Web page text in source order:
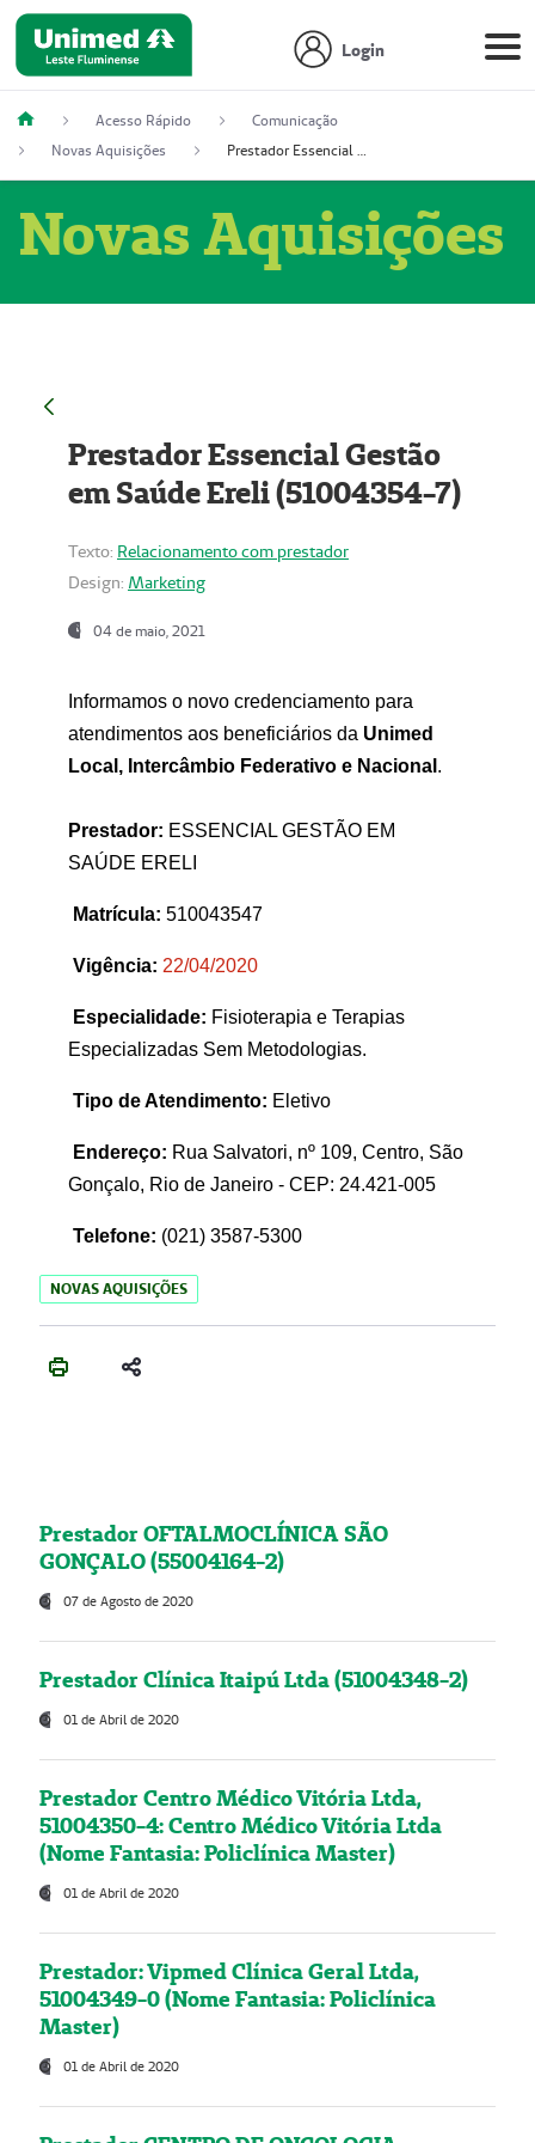
Login
Acesso Rápido
Comunicação
Novas Aquisições
Prestador Essencial Gestão em Saúde Ereli (51004354-7)
Novas Aquisições
Prestador Essencial Gestão
em Saúde Ereli (51004354-7)
Texto: Relacionamento com prestador
Design: Marketing
04 de maio, 2021
Informamos o novo credenciamento para
atendimentos aos beneficiários da Unimed
Local, Intercâmbio Federativo e Nacional .
Prestador: ESSENCIAL GESTÃO EM
SAÚDE ERELI
Matrícula: 510043547
Vigência: 22/04/2020
Especialidade: Fisioterapia e Terapias
Especializadas Sem Metodologias.
Tipo de Atendimento: Eletivo
Endereço: Rua Salvatori, nº 109, Centro, São
Gonçalo, Rio de Janeiro - CEP: 24.421-005
Telefone: (021) 3587-5300
NOVAS AQUISIÇÕES
Prestador OFTALMOCLÍNICA SÃO
GONÇALO (55004164-2)
07 de Agosto de 2020
Prestador Clínica Itaipú Ltda (51004348-2)
01 de Abril de 2020
Prestador Centro Médico Vitória Ltda,
51004350-4: Centro Médico Vitória Ltda
(Nome Fantasia: Policlínica Master)
01 de Abril de 2020
Prestador: Vipmed Clínica Geral Ltda,
51004349-0 (Nome Fantasia: Policlínica
Master)
01 de Abril de 2020